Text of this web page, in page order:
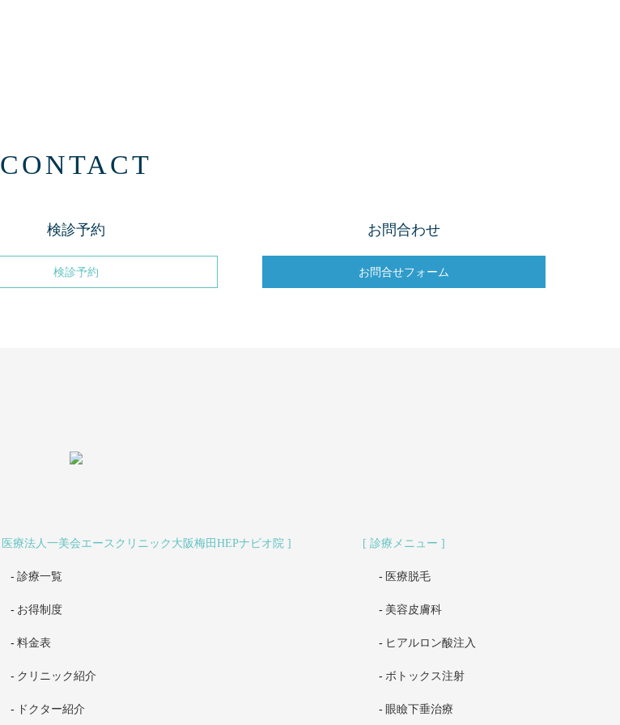
CONTACT
検診予約
検診予約
お問合わせ
お問合せフォーム
医療法人一美会エースクリニック大阪梅田HEPナビオ院
診療一覧
お得制度
料金表
クリニック紹介
ドクター紹介
診療メニュー
医療脱毛
美容皮膚科
ヒアルロン酸注入
ボトックス注射
眼瞼下垂治療